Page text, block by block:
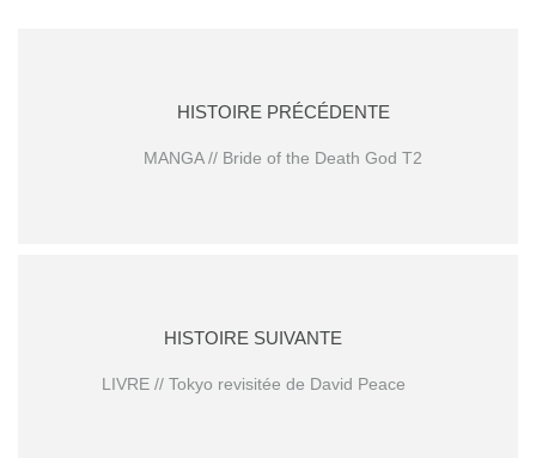
HISTOIRE PRÉCÉDENTE
MANGA // Bride of the Death God T2
HISTOIRE SUIVANTE
LIVRE // Tokyo revisitée de David Peace